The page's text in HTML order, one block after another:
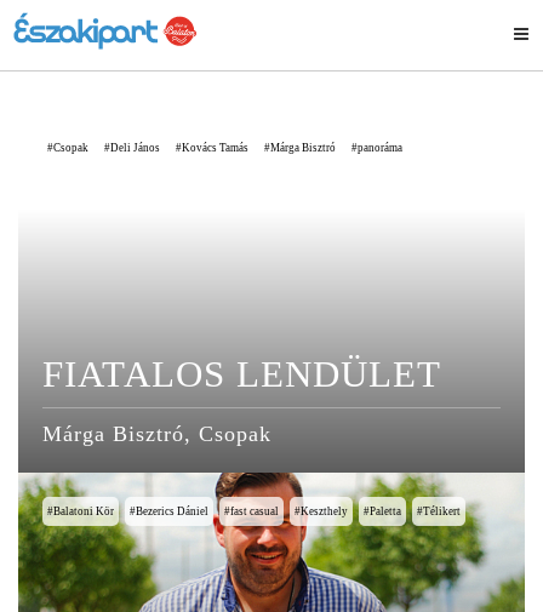
Csopak Deli János Kovács Tamás Márga Bisztró panoráma
FIATALOS LENDÜLET
Márga Bisztró, Csopak
Balatoni Kör Bezerics Dániel fast casual Keszthely Paletta Télikert